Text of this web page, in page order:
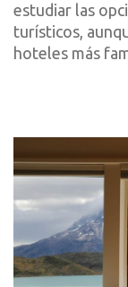
estudiar las
turísticos,
hoteles más